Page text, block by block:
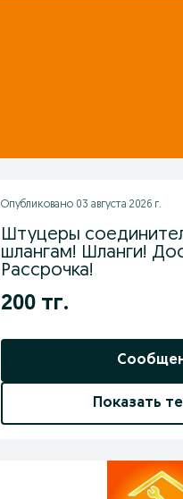
Опубликовано 03 августа 2026 г.
Штуцеры
шлангам! Шланги!
Рассрочка!
200 тг.
Показать